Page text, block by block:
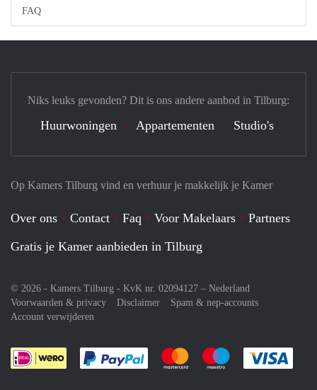
FAQ
Op Kamers Tilburg vind en verhuur je makkelijk je Kamer
Over ons Contact Faq Voor Makelaars
Partners
Gratis je Kamer aanbieden in Tilburg
© 2026 - Kamers Tilburg - KvK nr. 02094127 – Nederland
Voorwaarden & privacy
Disclaimer
Spam & nep-accounts
Account verwijderen
Je rekent gemakkelijk af met Paypal
Je rekent gemakkelijk af met
Je rekent
Niks leuks gevonden? Dit is ons andere aanbod in Tilburg:
Huurwoningen Appartementen Studio's